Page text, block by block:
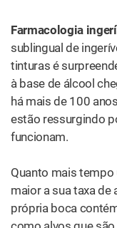
é muito menor.
metabolismo
canabinoides
digestivo e pelo
absorção são
torno de 10%.
opção, uma vez
a prática, são
produtos
com problemas de